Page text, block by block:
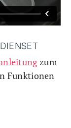
zum
Funktionen